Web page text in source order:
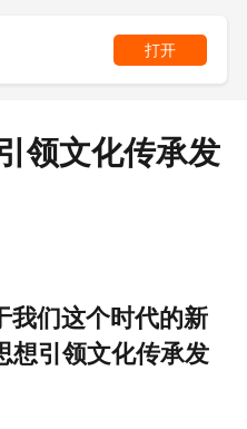
打开
领文化传承发
我们这个时代的新
引领文化传承发